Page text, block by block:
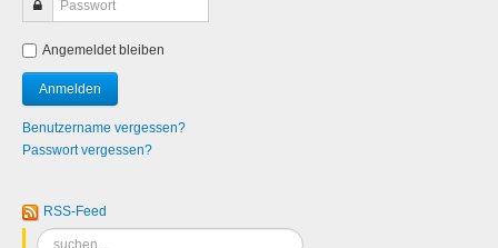
Angemeldet bleiben
Benutzername vergessen?
Passwort vergessen?
RSS-Feed
Suchen